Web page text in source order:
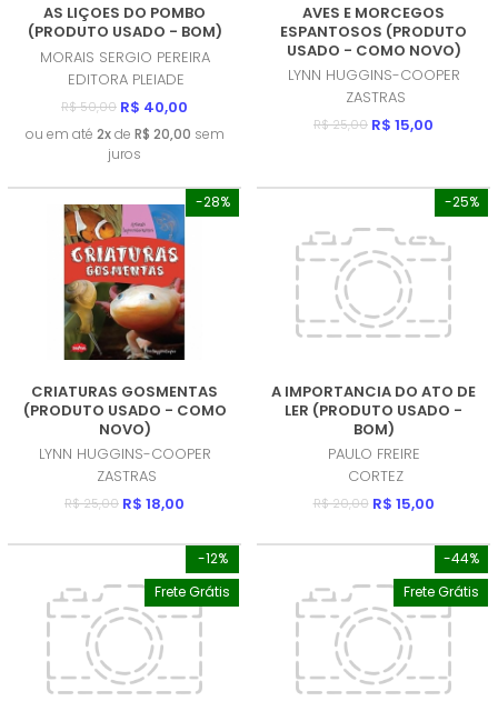
AS LIÇOES DO POMBO
(PRODUTO USADO - BOM)
MORAIS SERGIO PEREIRA
EDITORA PLEIADE
R$ 50,00 R$ 40,00
ou em até 2xde R$ 20,00 sem
juros
AVES E MORCEGOS
ESPANTOSOS (PRODUTO
USADO - COMO NOVO)
LYNN HUGGINS-COOPER
ZASTRAS
R$ 25,00 R$ 15,00
-28%
CRIATURAS GOSMENTAS
(PRODUTO USADO - COMO
NOVO)
LYNN HUGGINS-COOPER
ZASTRAS
R$ 25,00 R$ 18,00
-25%
A IMPORTANCIA DO ATO DE
LER (PRODUTO USADO -
BOM)
PAULO FREIRE
CORTEZ
R$ 20,00 R$ 15,00
-12%
Frete Grátis
-44%
Frete Grátis